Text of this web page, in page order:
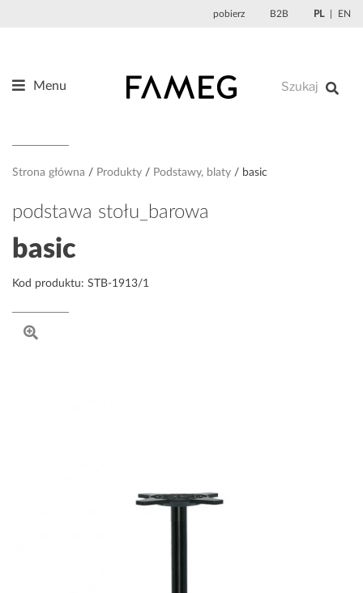
pobierz B2B PL EN
Menu
O nas
Projektanci
Referencje
Kontakt
Sklep
Strona główna Produkty Podstawy, blaty basic
podstawa stołu_barowa
basic
Kod produktu: STB-1913/1